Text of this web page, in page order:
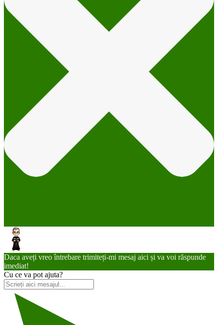
Daca aveți vreo întrebare trimiteți-mi mesaj aici și va voi răspunde
imediat!
Cu ce va pot ajuta?